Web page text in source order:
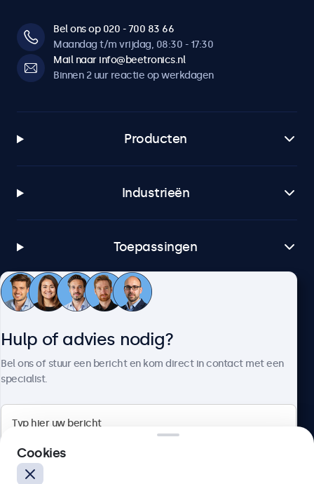
Bel ons op 020 - 700 83 66
Maandag t/m vrijdag, 08:30 - 17:30
Mail naar info@beetronics.nl
Binnen 2 uur reactie op werkdagen
Producten
Industrieën
Toepassingen
Klantenservice
Hulp of advies nodig?
Bel ons of stuur een bericht en kom direct in contact met een
specialist.
Cookies